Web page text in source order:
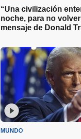
“Una civilización
noche, para no volver
mensaje de Donald
MUNDO